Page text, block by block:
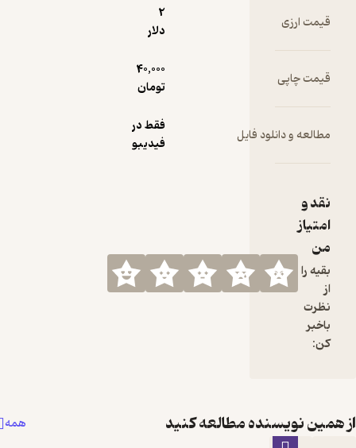
قیمت ارزی
دلار
قیمت چاپی
40,000
تومان
مطالعه و دانلود فایل
فقط در
فیدیبو
نقد و
امتیاز
من
بقیه را
نظرت
باخبر
کن:
همین نویسنده مطالعه کنید همه